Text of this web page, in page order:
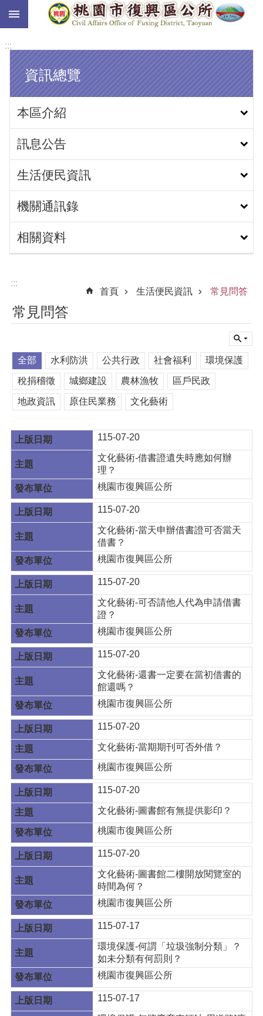
跳到主要內容區塊
:::
資訊總覽
本區介紹
訊息公告
生活便民資訊
機關通訊錄
相關資料
:::
首頁
生活便民資訊 常見問答
常見問答
全部 水利防洪 公共行政 社會福利 環境保護
稅捐稽徵 城鄉建設 農林漁牧 區戶民政
地政資訊 原住民業務 文化藝術
115-07-20
文化藝術-借書證遺失時應如何辦
理？
桃園市復興區公所
115-07-20
文化藝術-當天申辦借書證可否當天
借書？
桃園市復興區公所
115-07-20
文化藝術-可否請他人代為申請借書
證？
桃園市復興區公所
115-07-20
文化藝術-還書一定要在當初借書的
館還嗎？
桃園市復興區公所
115-07-20
文化藝術-當期期刊可否外借？
桃園市復興區公所
115-07-20
文化藝術-圖書館有無提供影印？
桃園市復興區公所
115-07-20
文化藝術-圖書館二樓開放閱覽室的
時間為何？
桃園市復興區公所
115-07-17
環境保護-何謂「垃圾強制分類」？
如未分類有何罰則？
桃園市復興區公所
115-07-17